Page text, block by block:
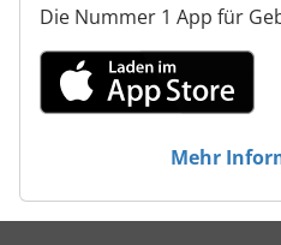
Die Nummer 1 App für
Mehr